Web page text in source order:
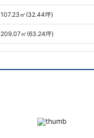
107.23㎡(32.44坪)
209.07㎡(63.24坪)